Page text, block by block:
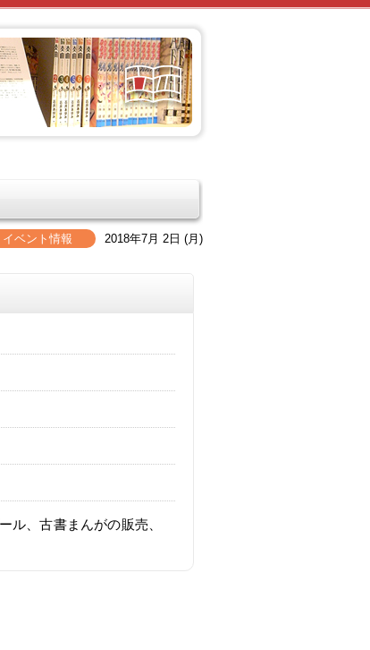
2018年7月 2日 (月)
ベント情報
ル、古書まんがの販売、